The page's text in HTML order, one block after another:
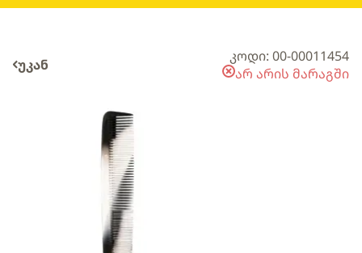
უკან
კოდი: 00-00011454
არ არის მარაგში